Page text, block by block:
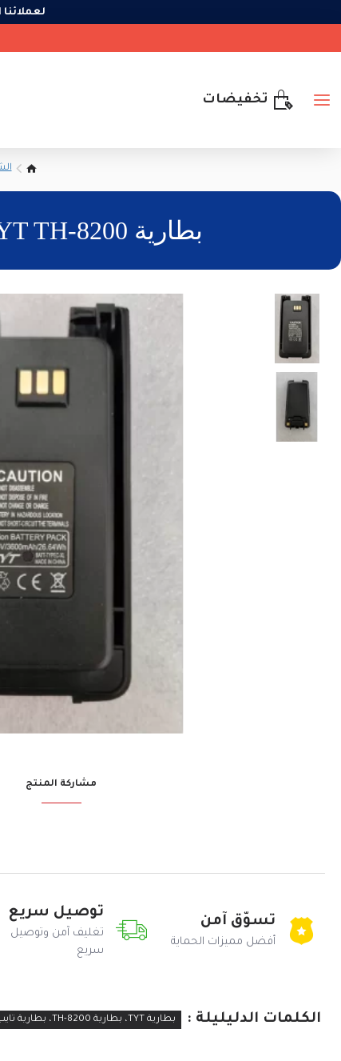
تخفيضات
بطارية TYT TH-8200 تايب سي XL سعة 3600 مللي أمبير لجهاز TH-UV8200
مشاركة المنتج
تسوّق آمن
أفضل مميزات الحماية
توصيل سريع
تغليف آمن وتوصيل
سريع
الكلمات الدليليلة : بطارية TYT، بطارية TH-8200، بطارية تايب سي، UV8200، اكسسوارات لاسلكي